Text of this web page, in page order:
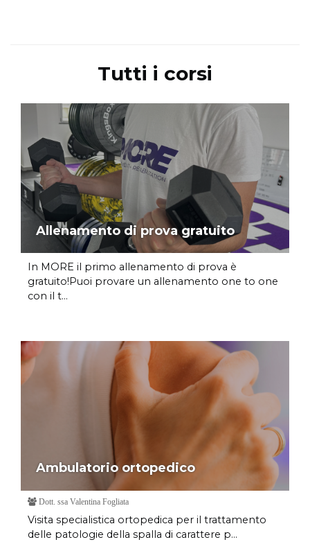
Tutti i corsi
Allenamento di prova gratuito
In MORE il primo allenamento di prova è
gratuito!Puoi provare un allenamento one to one
con il t...
Ambulatorio ortopedico
Dott. ssa Valentina Fogliata
Visita specialistica ortopedica per il trattamento
delle patologie della spalla di carattere p...